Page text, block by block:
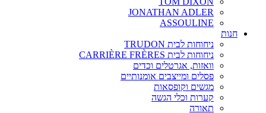
JONATHAN ADLER
ASSOULINE
חנות
ניחוחות לבית TRUDON
ניחוחות לבית CARRIÈRE FRÈRES
וואזות, אגרטלים וכדים
פסלים ומייצבים אומנותיים
מגשים וקופסאות
קערות וכלי הגשה
תאורה